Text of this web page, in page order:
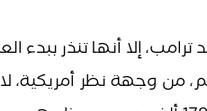
إلا أنها تنذر ببدء
من وجهة نظر